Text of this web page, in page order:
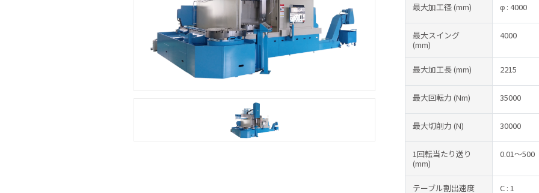
最大加工径(mm) φ : 4000
最大スイング
(mm)
4000
最大加工長(mm) 2215
最大回転力 (Nm) 35000
最大切削力 (N) 30000
1回転当たり送り
(mm)
0.01～500
テーブル割出速度
C : 1